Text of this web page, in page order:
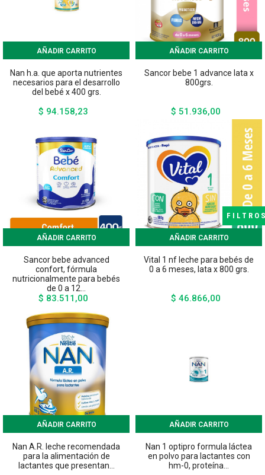
AÑADIR CARRITO
Nan h.a. que aporta nutrientes
necesarios para el desarrollo
del bebé x 400 grs.
$ 94.158,23
AÑADIR CARRITO
Sancor bebe 1 advance lata x
800grs.
$ 51.936,00
AÑADIR CARRITO
Sancor bebe advanced
confort, fórmula
nutricionalmente para bebés
de 0 a 12...
$ 83.511,00
AÑADIR CARRITO
Vital 1 nf leche para bebés de
0 a 6 meses, lata x 800 grs.
$ 46.866,00
AÑADIR CARRITO
Nan A.R. leche recomendada
para la alimentación de
lactantes que presentan...
AÑADIR CARRITO
Nan 1 optipro formula láctea
en polvo para lactantes con
hm-0, proteína...